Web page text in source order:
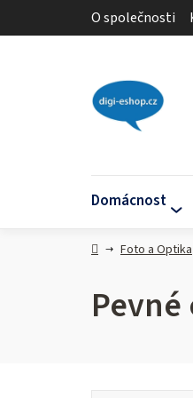
O společnosti
Domácnost
DomůFoto a Optika